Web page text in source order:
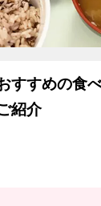
すすめの食
紹介